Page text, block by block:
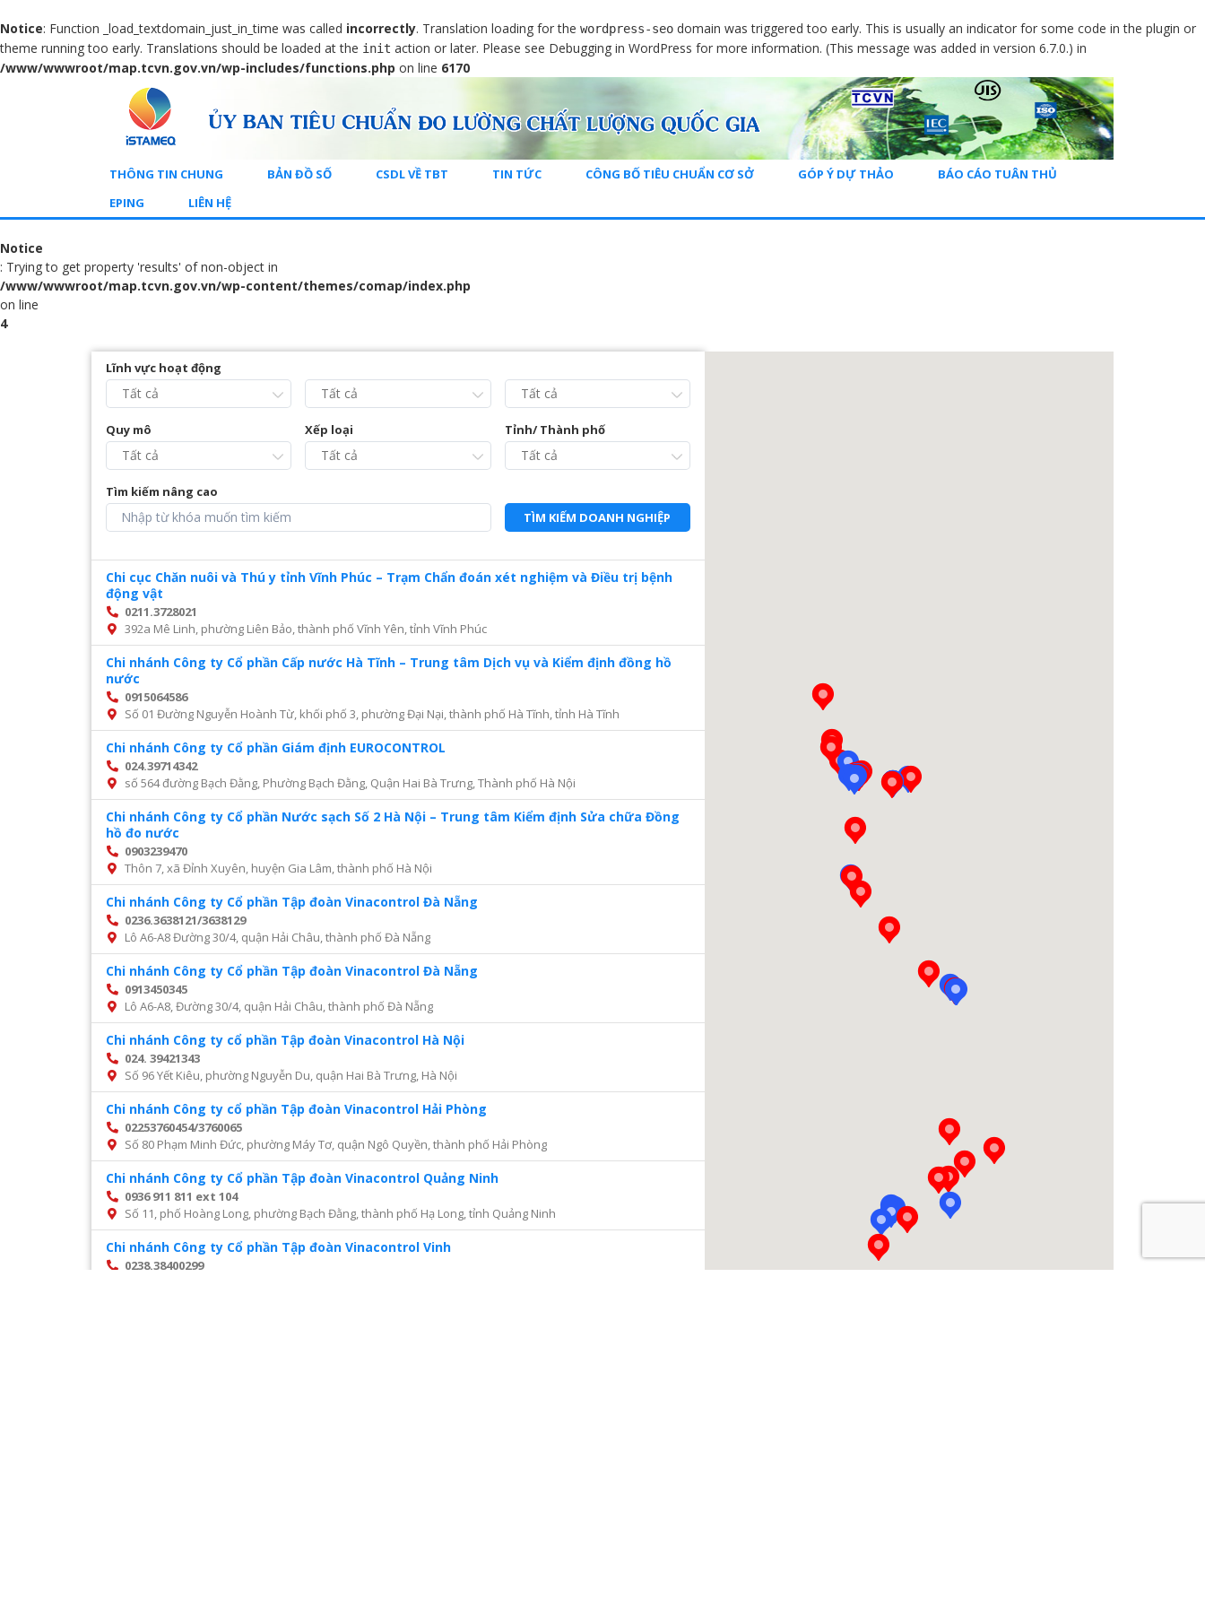
Notice: Function _load_textdomain_just_in_time was called incorrectly. Translation loading for the wordpress-seo domain was triggered too early. This is usually an indicator for some code in the plugin or
theme running too early. Translations should be loaded at the init action or later. Please see Debugging in WordPress for more information. (This message was added in version 6.7.0.) in
/www/wwwroot/map.tcvn.gov.vn/wp-includes/functions.php on line 6170
THÔNG TIN CHUNG BẢN ĐỒ SỐ CSDL VỀ TBT TIN TỨC CÔNG BỐ TIÊU CHUẨN CƠ SỞ GÓP Ý DỰ THẢO
BÁO CÁO TUÂN THỦ
EPING
LIÊN HỆ
Notice
: Trying to get property 'results' of non-object in
/www/wwwroot/map.tcvn.gov.vn/wp-content/themes/comap/index.php
on line
4
Lĩnh vực hoạt động
Quy mô Xếp loại Tỉnh/ Thành phố
Tìm kiếm nâng cao
TÌM KIẾM DOANH NGHIỆP
Chi cục Chăn nuôi và Thú y tỉnh Vĩnh Phúc – Trạm Chẩn đoán xét nghiệm và Điều trị bệnh
động vật
0211.3728021
392a Mê Linh, phường Liên Bảo, thành phố Vĩnh Yên, tỉnh Vĩnh Phúc
Chi nhánh Công ty Cổ phần Cấp nước Hà Tĩnh – Trung tâm Dịch vụ và Kiểm định đồng hồ
nước
0915064586
Số 01 Đường Nguyễn Hoành Từ, khối phố 3, phường Đại Nại, thành phố Hà Tĩnh, tỉnh Hà Tĩnh
Chi nhánh Công ty Cổ phần Giám định EUROCONTROL
024.39714342
số 564 đường Bạch Đằng, Phường Bạch Đằng, Quận Hai Bà Trưng, Thành phố Hà Nội
Chi nhánh Công ty Cổ phần Nước sạch Số 2 Hà Nội – Trung tâm Kiểm định Sửa chữa Đồng
hồ đo nước
0903239470
Thôn 7, xã Đỉnh Xuyên, huyện Gia Lâm, thành phố Hà Nội
Chi nhánh Công ty Cổ phần Tập đoàn Vinacontrol Đà Nẵng
0236.3638121/3638129
Lô A6-A8 Đường 30/4, quận Hải Châu, thành phố Đà Nẵng
Chi nhánh Công ty Cổ phần Tập đoàn Vinacontrol Đà Nẵng
0913450345
Lô A6-A8, Đường 30/4, quận Hải Châu, thành phố Đà Nẵng
Chi nhánh Công ty cổ phần Tập đoàn Vinacontrol Hà Nội
024. 39421343
Số 96 Yết Kiêu, phường Nguyễn Du, quận Hai Bà Trưng, Hà Nội
Chi nhánh Công ty cổ phần Tập đoàn Vinacontrol Hải Phòng
02253760454/3760065
Số 80 Phạm Minh Đức, phường Máy Tơ, quận Ngô Quyền, thành phố Hải Phòng
Chi nhánh Công ty Cổ phần Tập đoàn Vinacontrol Quảng Ninh
0936 911 811 ext 104
Số 11, phố Hoàng Long, phường Bạch Đằng, thành phố Hạ Long, tỉnh Quảng Ninh
Chi nhánh Công ty Cổ phần Tập đoàn Vinacontrol Vinh
0238.38400299